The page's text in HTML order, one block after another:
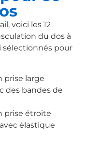
voici les 12
du dos à
sélectionnés pour
prise large
des bandes de
prise étroite
élastique